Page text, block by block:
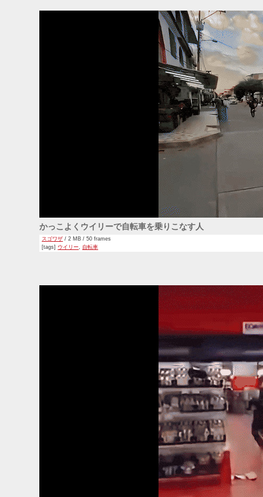
かっこよくウイリーで自転車を乗りこなす人
スゴワザ / 2 MB / 50 frames
[tags] ウイリー, 自転車